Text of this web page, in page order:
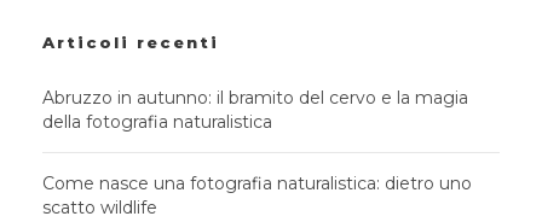
Articoli recenti
Abruzzo in autunno: il bramito del cervo e la magia
della fotografia naturalistica
Come nasce una fotografia naturalistica: dietro uno
scatto wildlife